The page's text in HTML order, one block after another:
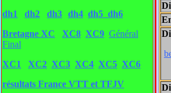
dh1 dh2 dh3 dh4 dh5 dh6
Bretagne XC
XC8 XC9 Général
Final
XC1
XC2 XC3 XC4 XC5 XC6
résultats France VTT et TFJV